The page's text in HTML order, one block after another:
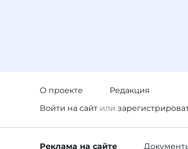
О проекте
Редакция
Войти на сайт или
Реклама на сайте